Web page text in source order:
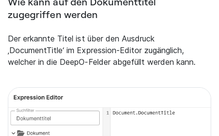
zugegriffen werden
Der erkannte Titel ist über den Ausdruck
‚DocumentTitle‘ im Expression-Editor zugänglich,
welcher in die DeepO-Felder abgefüllt werden kann.